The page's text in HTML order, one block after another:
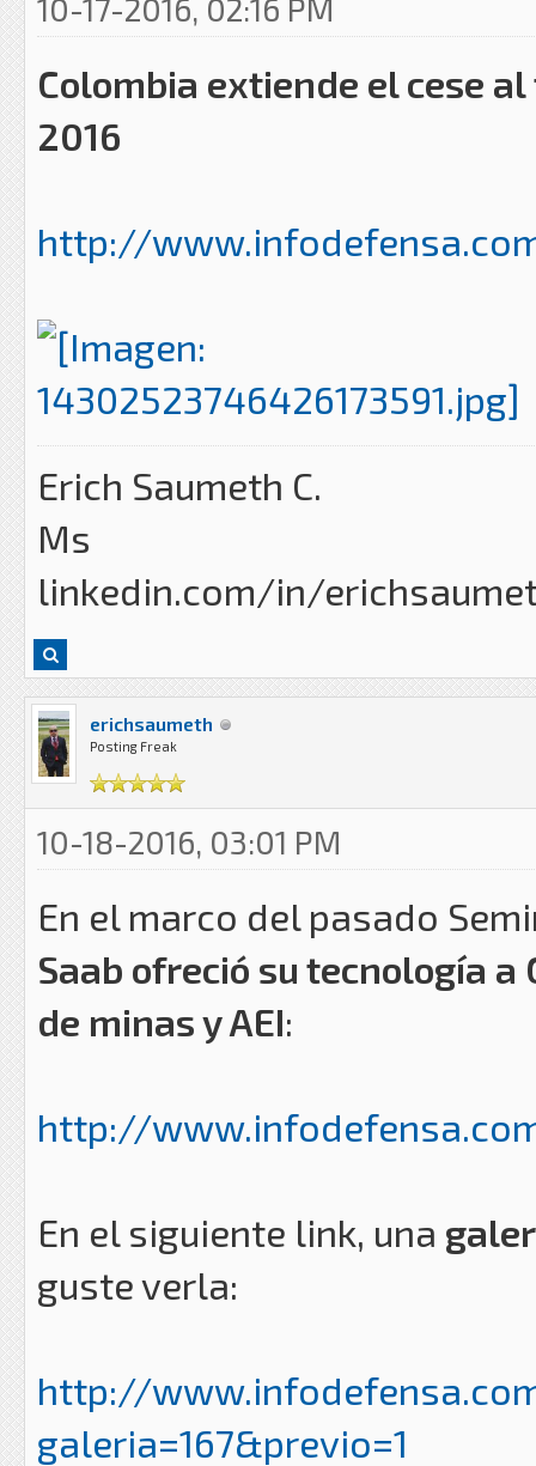
10-17-2016, 02:16 PM
Colombia extiende el cese
2016
http://
Erich Saumeth C.
Ms
linkedin.com/in/
erichsaumeth
Posting Freak
10-18-2016, 03:01 PM
En el marco del pasado
Saab ofreció su tecnología
de minas y AEI:
http://
En el siguiente link, una
guste verla:
http://
galeria=167&previo=1